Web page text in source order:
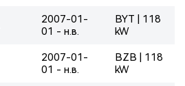
2007-01-
01 - н.в.
BYT | 118
kW
2007-01-
01 - н.в.
BZB | 118
kW